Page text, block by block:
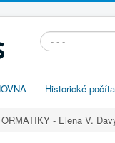
Vyhledávání...
Historické
- Elena V.